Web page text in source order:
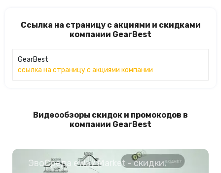
Ссылка на страницу с акциями и скидками
компании GearBest
GearBest
ссылка на страницу с акциями компании
Видеообзоры скидок и промокодов в
компании GearBest
ЭвоСреда eWay Market - скидки,